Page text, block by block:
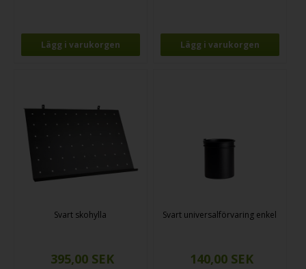
Svart skohylla Svart universalförvaring enkel